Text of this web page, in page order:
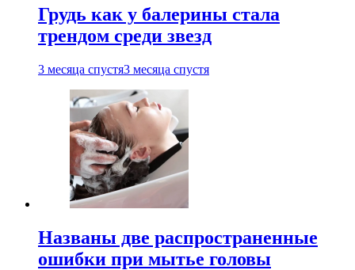
Грудь как у балерины стала
трендом среди звезд
3 месяца спустя3 месяца спустя
Названы две распространенные
ошибки при мытье головы